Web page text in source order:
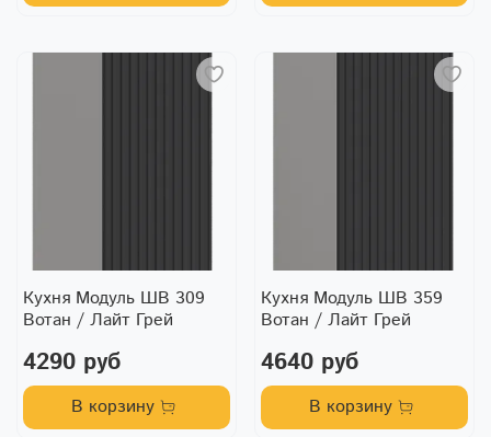
Кухня Модуль ШВ 309
Вотан / Лайт Грей
4290 руб
В корзину
Кухня Модуль ШВ 359
Вотан / Лайт Грей
4640 руб
В корзину